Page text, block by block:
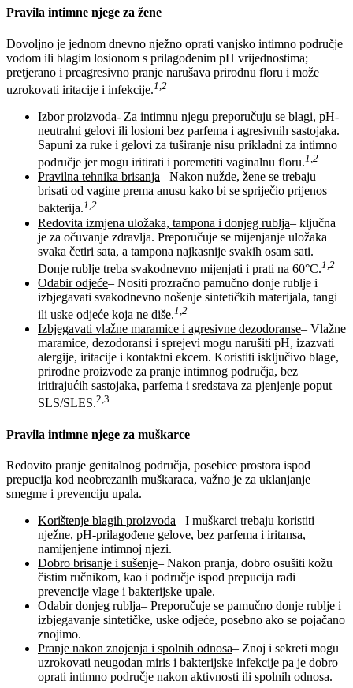
Pravila intimne njege za žene
Dovoljno je jednom dnevno nježno oprati vanjsko intimno područje
vodom ili blagim losionom s prilagođenim pH vrijednostima;
pretjerano i preagresivno pranje narušava prirodnu floru i može
uzrokovati iritacije i infekcije.1,2
Izbor proizvoda- Za intimnu njegu preporučuju se blagi, pH-
neutralni gelovi ili losioni bez parfema i agresivnih sastojaka.
Sapuni za ruke i gelovi za tuširanje nisu prikladni za intimno
područje jer mogu iritirati i poremetiti vaginalnu floru.1,2
Pravilna tehnika brisanja– Nakon nužde, žene se trebaju
brisati od vagine prema anusu kako bi se spriječio prijenos
bakterija.1,2
Redovita izmjena uložaka, tampona i donjeg rublja– ključna
je za očuvanje zdravlja. Preporučuje se mijenjanje uložaka
svaka četiri sata, a tampona najkasnije svakih osam sati.
Donje rublje treba svakodnevno mijenjati i prati na 60°C.1,2
Odabir odjeće– Nositi prozračno pamučno donje rublje i
izbjegavati svakodnevno nošenje sintetičkih materijala, tangi
ili uske odjeće koja ne diše.1,2
Izbjegavati vlažne maramice i agresivne dezodoranse– Vlažne
maramice, dezodoransi i sprejevi mogu narušiti pH, izazvati
alergije, iritacije i kontaktni ekcem. Koristiti isključivo blage,
prirodne proizvode za pranje intimnog područja, bez
iritirajućih sastojaka, parfema i sredstava za pjenjenje poput
SLS/SLES.2,3
Pravila intimne njege za muškarce
Redovito pranje genitalnog područja, posebice prostora ispod
prepucija kod neobrezanih muškaraca, važno je za uklanjanje
smegme i prevenciju upala.
Korištenje blagih proizvoda– I muškarci trebaju koristiti
nježne, pH-prilagođene gelove, bez parfema i iritansa,
namijenjene intimnoj njezi.
Dobro brisanje i sušenje– Nakon pranja, dobro osušiti kožu
čistim ručnikom, kao i područje ispod prepucija radi
prevencije vlage i bakterijske upale.
Odabir donjeg rublja– Preporučuje se pamučno donje rublje i
izbjegavanje sintetičke, uske odjeće, posebno ako se pojačano
znojimo.
Pranje nakon znojenja i spolnih odnosa– Znoj i sekreti mogu
uzrokovati neugodan miris i bakterijske infekcije pa je dobro
oprati intimno područje nakon aktivnosti ili spolnih odnosa.